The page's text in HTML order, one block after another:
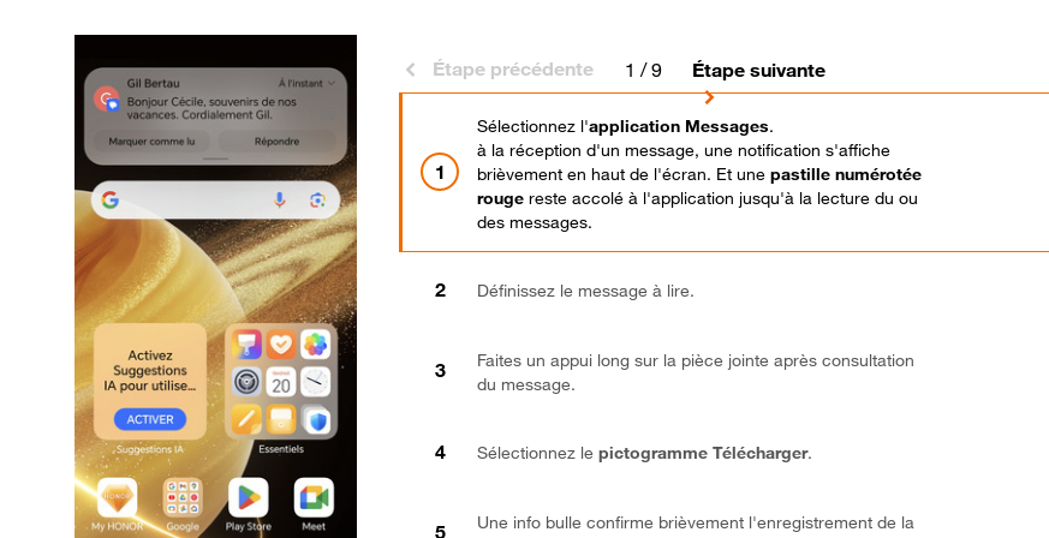
Étape précédente 1 / 9 Étape suivante
Sélectionnez l'application Messages.
à la réception d'un message, une notification s'affiche
brièvement en haut de l'écran. Et unepastille numérotée
rouge reste accolé à l'application jusqu'à la lecture du ou
des messages.
Définissez le message à lire.
Faites un appui long sur la pièce jointe après consultation
du message.
Sélectionnez lepictogramme Télécharger.
Une info bulle confirme brièvement l'enregistrement de la